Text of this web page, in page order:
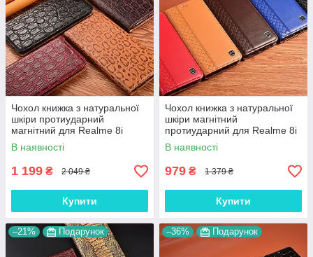
Чохол книжка з натуральної
шкіри протиударний
магнітний для Realme 8i
"JACOSA"
В наявності
1 199 ₴ 2 049 ₴
Купити
Чохол книжка з натуральної
шкіри магнітний
протиударний для Realme 8i
"BOTTEGA"
В наявності
979 ₴ 1 379 ₴
Купити
–21% Подарунок –36% Подарунок